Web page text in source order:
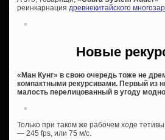
реинкарнация древнекитайского
Новые
«Ман Кунг» в свою очередь тоже не
компактными рекурсивами. Первый из
малость перелицованный в угоду
Только при таком же рабочем ходе
— 245 fps, или 75 м/с.